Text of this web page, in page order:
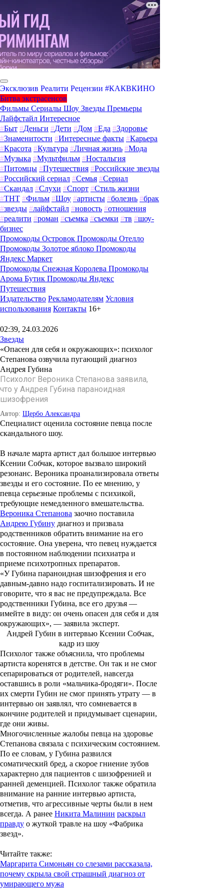
Эксклюзив Реалити Рецензии #КАКВКИНО
Битва экстрасенсов
Фильмы Сериалы Шоу Звезды Премьеры
Лайфстайл Интересное
#Быт #Деньги #Дети #Дом #Еда #Здоровье
#Знаменитости #Интересные факты #Карьера
#Красота #Культура #Личная жизнь #Мода
#Музыка #Мультфильм #Ностальгия
#Питомцы #Путешествия #Российские звезды
#Российский сериал #Семья #Сериал
#Скандал #Слухи #Спорт #Стиль жизни
#ТНТ #Фильм #Шоу #артисты #болезнь #брак
#звезды #лайфстайл #новость #отношения
#реалити #роман #съемка #съемки #тв #шоу-
бизнес
Промокоды Островок Промокоды Отелло
Промокоды Золотое яблоко Промокоды
Яндекс Маркет
Промокоды Снежная Королева Промокоды
Арома Бутик Промокоды Яндекс
Путешествия
Издательство Рекламодателям Условия
использования Контакты 16+
02:39, 24.03.2026
Звезды
«Опасен для себя и окружающих»: психолог
Степанова озвучила пугающий диагноз
Андрея Губина
Психолог Вероника Степанова заявила,
что у Андрея Губина параноидная
шизофрения
Автор: Щербо Александра
Специалист оценила состояние певца после
скандального шоу.
В начале марта артист дал большое интервью
Ксении Собчак, которое вызвало широкий
резонанс. Вероника проанализировала ответы
звезды и его состояние. По ее мнению, у
певца серьезные проблемы с психикой,
требующие немедленного вмешательства.
Вероника Степанова заочно поставила
Андрею Губину диагноз и призвала
родственников обратить внимание на его
состояние. Она уверена, что певец нуждается
в постоянном наблюдении психиатра и
приеме психотропных препаратов.
«У Губина параноидная шизофрения и его
давным-давно надо госпитализировать. И не
говорите, что я вас не предупреждала. Все
родственники Губина, все его друзья —
имейте в виду: он очень опасен для себя и для
окружающих», — заявила эксперт.
Андрей Губин в интервью Ксении Собчак,
кадр из шоу
Психолог также объяснила, что проблемы
артиста коренятся в детстве. Он так и не смог
сепарироваться от родителей, навсегда
оставшись в роли «мальчика-бродяги». После
их смерти Губин не смог принять утрату — в
интервью он заявлял, что сомневается в
кончине родителей и придумывает сценарии,
где они живы.
Многочисленные жалобы певца на здоровье
Степанова связала с психическим состоянием.
По ее словам, у Губина развился
соматический бред, а скорое гниение зубов
характерно для пациентов с шизофренией и
ранней деменцией. Психолог также обратила
внимание на ранние интервью артиста,
отметив, что агрессивные черты были в нем
всегда. А ранее Никита Малинин раскрыл
правду о жуткой травле на шоу «Фабрика
звезд».
Читайте также:
Маргарита Симоньян со слезами рассказала,
почему скрыла свой страшный диагноз от
умирающего мужа